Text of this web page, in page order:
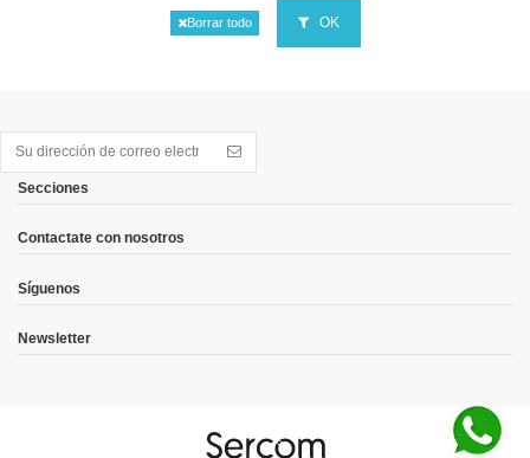
Borrar todo OK
Secciones
Contactate con nosotros
Síguenos
Newsletter